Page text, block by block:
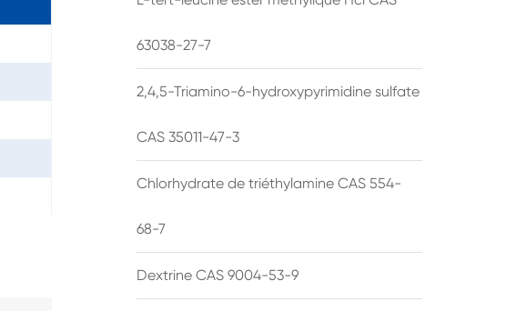
63038-27-7
2,4,5-Triamino-6-hydroxypyrimidine sulfate
CAS 35011-47-3
Chlorhydrate de triéthylamine CAS 554-
68-7
Dextrine CAS 9004-53-9